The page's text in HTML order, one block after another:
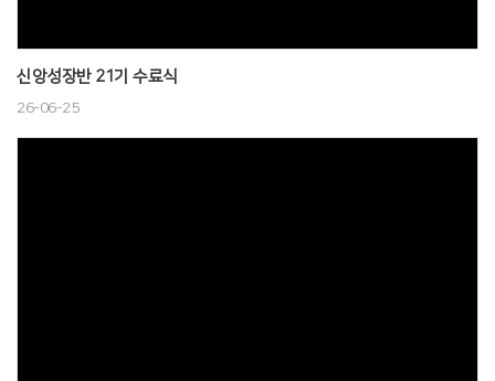
신앙성장반 21기 수료식
26-06-25